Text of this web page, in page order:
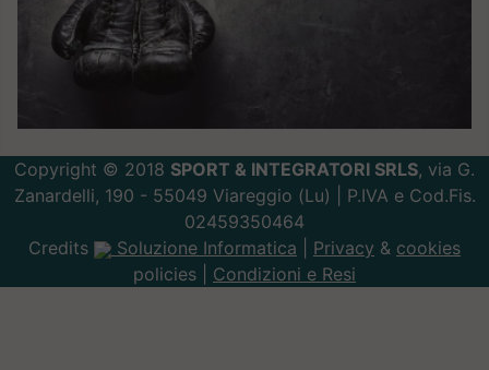
Copyright © 2018 SPORT & INTEGRATORI SRLS, via G.
Zanardelli, 190 - 55049 Viareggio (Lu) | P.IVA e Cod.Fis.
02459350464
Credits
Soluzione Informatica Privacy & cookies
policies | Condizioni e Resi